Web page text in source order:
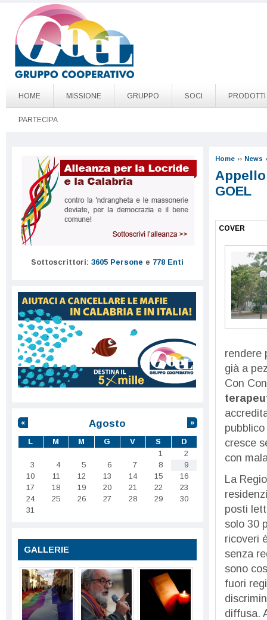
Salta al contenuto principale
Go to page top
HOME MISSIONE GRUPPO SOCI PRODOTTI
PARTECIPA
Home ›› News
GOEL
COVER
rendere
già a
Con
cresce
con
La
posti
solo 30
ricoveri
senza
sono
fuori
diffusa.
Sottoscrittori: 3605 Persone e 778 Enti
Agosto
« »
L M M G V S
D
1
2
3
4 5 6 7 8
9
10
11 12 13 14 15
16
17
18 19 20 21 22
23
24
25 26 27 28 29
30
31
GALLERIE